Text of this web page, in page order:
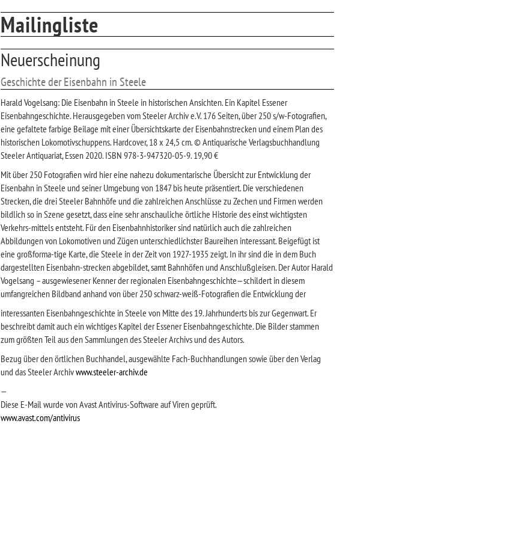
Mailingliste
Neuerscheinung
Geschichte der Eisenbahn in Steele
Harald Vogelsang: Die Eisenbahn in Steele in historischen Ansichten. Ein Kapitel Essener
Eisenbahngeschichte. Herausgegeben vom Steeler Archiv e.V. 176 Seiten, über 250 s/w-Fotografien,
eine gefaltete farbige Beilage mit einer Übersichtskarte der Eisenbahnstrecken und einem Plan des
historischen Lokomotivschuppens. Hardcover, 18 x 24,5 cm. © Antiquarische Verlagsbuchhandlung
Steeler Antiquariat, Essen 2020. ISBN 978-3-947320-05-9. 19,90 €
Mit über 250 Fotografien wird hier eine nahezu dokumentarische Übersicht zur Entwicklung der
Eisenbahn in Steele und seiner Umgebung von 1847 bis heute präsentiert. Die verschiedenen
Strecken, die drei Steeler Bahnhöfe und die zahlreichen Anschlüsse zu Zechen und Firmen werden
bildlich so in Szene gesetzt, dass eine sehr anschauliche örtliche Historie des einst wichtigsten
Verkehrs-mittels entsteht. Für den Eisenbahnhistoriker sind natürlich auch die zahlreichen
Abbildungen von Lokomotiven und Zügen unterschiedlichster Baureihen interessant. Beigefügt ist
eine großforma-tige Karte, die Steele in der Zeit von 1927-1935 zeigt. In ihr sind die in dem Buch
dargestellten Eisenbahn-strecken abgebildet, samt Bahnhöfen und Anschlußgleisen. Der Autor Harald
Vogelsang – ausgewiesener Kenner der regionalen Eisenbahngeschichte—schildert in diesem
umfangreichen Bildband anhand von über 250 schwarz-weiß-Fotografien die Entwicklung der
interessanten Eisenbahngeschichte in Steele von Mitte des 19. Jahrhunderts bis zur Gegenwart. Er
beschreibt damit auch ein wichtiges Kapitel der Essener Eisenbahngeschichte. Die Bilder stammen
zum größten Teil aus den Sammlungen des Steeler Archivs und des Autors.
Bezug über den örtlichen Buchhandel, ausgewählte Fach-Buchhandlungen sowie über den Verlag
und das Steeler Archivwww.steeler-archiv.de
—
Diese E-Mail wurde von Avast Antivirus-Software auf Viren geprüft.
www.avast.com/antivirus